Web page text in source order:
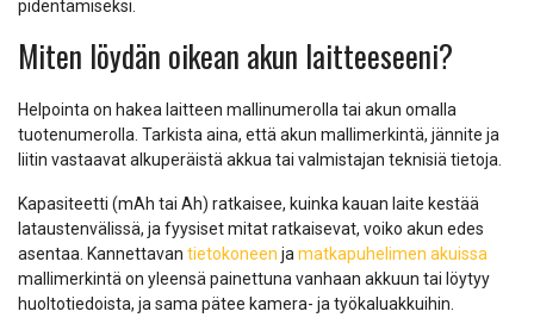
pidentämiseksi.
Miten löydän oikean akun laitteeseeni?
Helpointa on hakea laitteen mallinumerolla tai akun omalla
tuotenumerolla. Tarkista aina, että akun mallimerkintä, jännite ja
liitin vastaavat alkuperäistä akkua tai valmistajan teknisiä tietoja.
Kapasiteetti (mAh tai Ah) ratkaisee, kuinka kauan laite kestää
lataustenvälissä, ja fyysiset mitat ratkaisevat, voiko akun edes
asentaa. Kannettavan tietokoneen ja matkapuhelimen akuissa
mallimerkintä on yleensä painettuna vanhaan akkuun tai löytyy
huoltotiedoista, ja sama pätee kamera- ja työkaluakkuihin.